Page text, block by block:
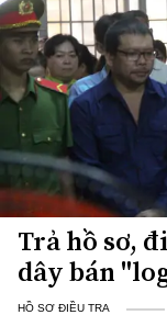
Trả hồ sơ,
dây bán
HỒ SƠ ĐIỀU TRA